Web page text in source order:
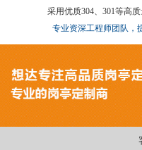
采用优质304、301等高
专业资深工程师团队，